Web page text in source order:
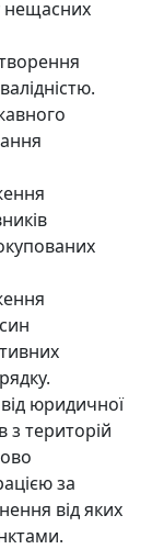
нещасних
юридичної
з територій
за
від яких